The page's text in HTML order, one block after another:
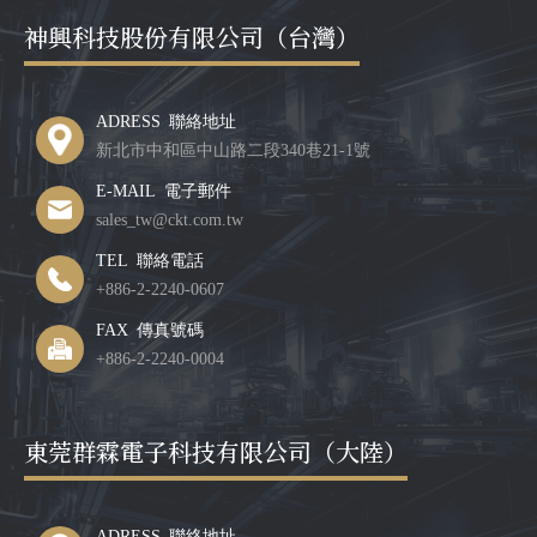
神興科技股份有限公司（台灣）
ADRESS 聯絡地址
新北市中和區中山路二段340巷21-1號
E-MAIL 電子郵件
sales_tw@ckt.com.tw
TEL 聯絡電話
+886-2-2240-0607
FAX 傳真號碼
+886-2-2240-0004
東莞群霖電子科技有限公司（大陸）